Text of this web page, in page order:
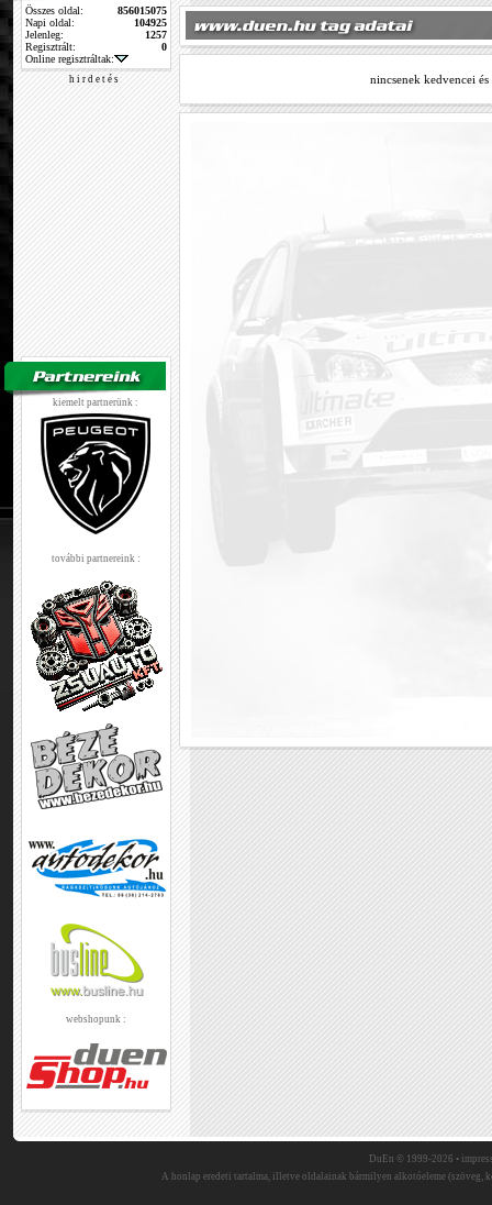
Összes oldal:
856015075
Napi oldal:
104925
Jelenleg:
1257
Regisztrált:
0
Online regisztráltak:
h i r d e t é s
kiemelt partnerünk :
további partnereink :
webshopunk :
nincsenek kedvencei
DuEn © 1999-2026 •
A honlap eredeti tartalma, illetve oldalainak bármilyen alkotóeleme (szöveg,